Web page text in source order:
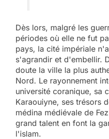
Dès lors, malgré les
périodes où elle ne fut
pays, la cité impériale
s'agrandir et d'embellir.
doute la ville la plus
Nord. Le rayonnement
université coranique, sa
Karaouiyne, ses trésors
médina médiévale de
grand talent en font la
l'islam.